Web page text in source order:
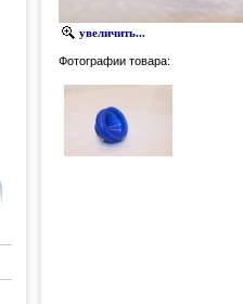
увеличить...
Фотографии товара: